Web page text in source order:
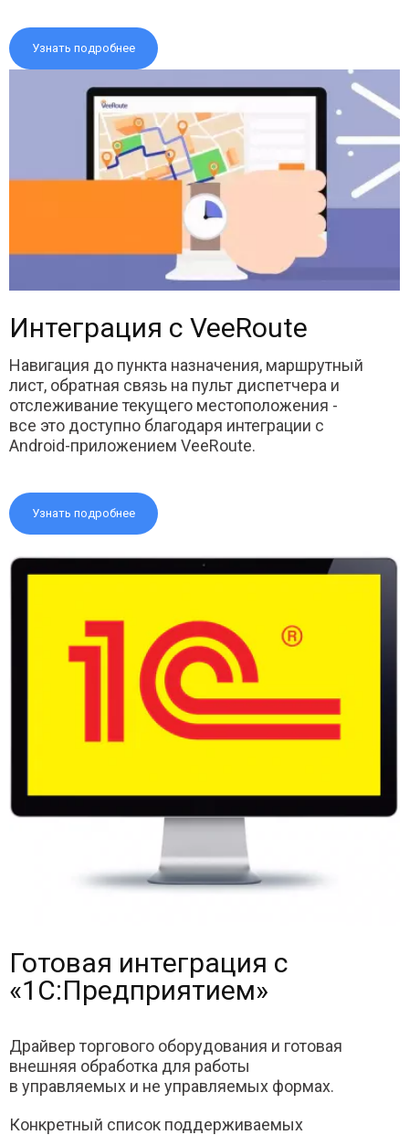
Узнать подробнее
Интеграция с VeeRoute
Навигация до пункта назначения, маршрутный
лист, обратная связь на пульт диспетчера и
отслеживание текущего местоположения -
все это доступно благодаря интеграции с
Android-приложением VeeRoute.
Узнать подробнее
Готовая интеграция с
«1С:Предприятием»
Драйвер торгового оборудования и готовая
внешняя обработка для работы
в управляемых и не управляемых формах.
Конкретный список поддерживаемых